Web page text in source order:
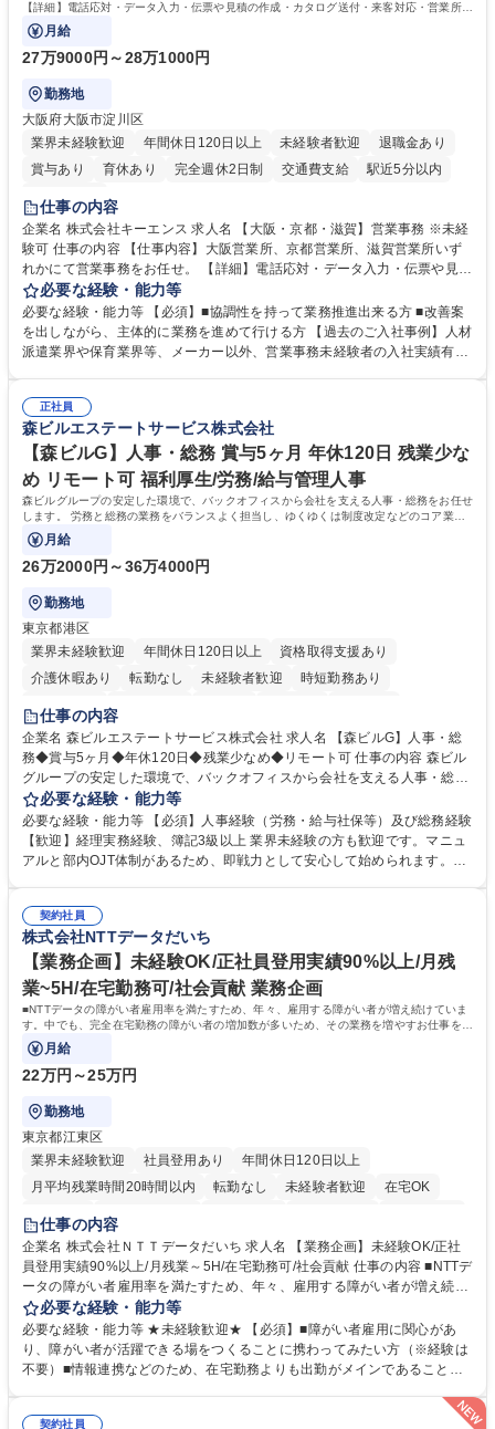
【詳細】電話応対・データ入力・伝票や見積の作成・カタログ送付・来客対応・営業所内
で発生する事務業務や業務改善をお任せ。
月給
27万9000円～28万1000円
勤務地
大阪府大阪市淀川区
業界未経験歓迎
年間休日120日以上 未経験者歓迎
退職金あり
賞与あり
育休あり 完全週休2日制 交通費支給
駅近5分以内
土日祝休み
仕事の内容
企業名 株式会社キーエンス 求人名 【大阪・京都・滋賀】営業事務 ※未経
験可 仕事の内容 【仕事内容】大阪営業所、京都営業所、滋賀営業所いず
れかにて営業事務をお任せ。 【詳細】電話応対・データ入力・伝票や見積
の作成・カタログ送付・来客対応・営業所内で発生する事務業務や業務改
善をお任せ。 【教育制度】ご入社後、育成担当とペアになりながらOJTに
て業務を覚えていただくことが可能です。業務システムがきちんと構築さ
れているため、スムーズに仕事に慣れることができる環境です。また、
募集職種 【大阪・京都・滋賀】営業事務 ※未経験可
必要な経験・能力等
必要な経験・能力等 【必須】■協調性を持って業務推進出来る方 ■改善案
を出しながら、主体的に業務を進めて行ける方 【過去のご入社事例】人材
派遣業界や保育業界等、メーカー以外、営業事務未経験者の入社実績有
えて、お客様や社員の状況に合わせ、能動的なサポート、改善の動きも期
待され。組織を支えるスペシャリストとして、チームに貢献し、結果的に
社員から頼られる存在になることができます。平均19:30の退勤以降の業
務の持ち帰りも禁止されており、メリハリのある働き方となります。 学
歴・資格 学歴：大学院 大学 高専 短大 語学力： 資格：
正社員
森ビルエステートサービス株式会社
【森ビルG】人事・総務 賞与5ヶ月 年休120日 残業少な
め リモート可 福利厚生/労務/給与管理人事
森ビルグループの安定した環境で、バックオフィスから会社を支える人事・総務をお任せ
します。 労務と総務の業務をバランスよく担当し、ゆくゆくは制度改定などのコア業務
にも挑戦できる、やりがいある環境です。
月給
26万2000円～36万4000円
勤務地
東京都港区
業界未経験歓迎
年間休日120日以上
資格取得支援あり
介護休暇あり
転勤なし 未経験者歓迎
時短勤務あり
経験者歓迎
完全週休2日制
交通費支給 長期歓迎 駅近5分以内 土日祝休み
仕事の内容
企業名 森ビルエステートサービス株式会社 求人名 【森ビルG】人事・総
務◆賞与5ヶ月◆年休120日◆残業少なめ◆リモート可 仕事の内容 森ビル
グループの安定した環境で、バックオフィスから会社を支える人事・総務
をお任せします。 労務と総務の業務をバランスよく担当し、ゆくゆくは制
度改定などのコア業務にも挑戦できる、やりがいある環境です。 ■勤怠管
理、給与計算、社会保険手続き、年末調整等の労務管理全般 ■入退社手続
き、社内規定の改定や人事制度改定などのコア業務 ■社内イベントの企画
でも質問・相談できる環境が整っているため、安心して成長できます。 募
集職種 【森ビルG】人事・総務◆賞与5ヶ月◆年休120日◆残業少なめ◆
リモート可
必要な経験・能力等
必要な経験・能力等 【必須】人事経験（労務・給与社保等）及び総務経験
【歓迎】経理実務経験、簿記3級以上 業界未経験の方も歓迎です。マニュ
アルと部内OJT体制があるため、即戦力として安心して始められます。
務に挑戦できるため、自身の成長と組織への貢献度をダイレクトに実感で
きます。 残業少なめ、週1日リモート可など、ワークライフバランスを保
ち長期活躍できる環境です。 「これまでの幅広い経験を活かし、長期的な
キャリアを築きたい」という前向きな意欲と挑戦を全力で応援します。 学
歴・資格 学歴：大学院 大学 高専 短大 専修学校 高校 語学力： 資格：日商
簿記検定1級 日商簿記検定2級 日商簿記検定3級
契約社員
株式会社NTTデータだいち
【業務企画】未経験OK/正社員登用実績90%以上/月残
業~5H/在宅勤務可/社会貢献 業務企画
■NTTデータの障がい者雇用率を満たすため、年々、雇用する障がい者が増え続けていま
す。中でも、完全在宅勤務の障がい者の増加数が多いため、その業務を増やすお仕事を担
っていただきます。
月給
22万円～25万円
勤務地
東京都江東区
業界未経験歓迎
社員登用あり
年間休日120日以上
月平均残業時間20時間以内
転勤なし 未経験者歓迎
在宅OK
育休あり
完全週休2日制
仕事の内容
企業名 株式会社ＮＴＴデータだいち 求人名 【業務企画】未経験OK/正社
員登用実績90%以上/月残業～5H/在宅勤務可/社会貢献 仕事の内容 ■NTTデ
ータの障がい者雇用率を満たすため、年々、雇用する障がい者が増え続け
ています。中でも、完全在宅勤務の障がい者の増加数が多いため、その業
務を増やすお仕事を担っていただきます。 【詳細】■既存業務の拡大およ
び運用のサポート(オペレーション業務:申請書の作成代行等) ■新規事業・
サービスの企画立案および推進 障がい者の方にどんな仕事があると良いか
します。 ■在宅勤務の障がい者社員とのコミュニケーションを通じた適性
やスキルの把握 ■AI活用業務など、既存領域を超えた案件の開拓 ■NTTデ
必要な経験・能力等
必要な経験・能力等 ★未経験歓迎★ 【必須】■障がい者雇用に関心があ
り、障がい者が活躍できる場をつくることに携わってみたい方（※経験は
不要）■情報連携などのため、在宅勤務よりも出勤がメインであることに
や活躍の場を生む、唯一無二の社会貢献性を実感できます。 【正社員登
契約社員